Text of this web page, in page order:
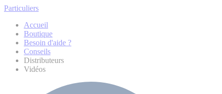
Particuliers
Accueil
Boutique
Besoin d'aide ?
Conseils
Distributeurs
Vidéos